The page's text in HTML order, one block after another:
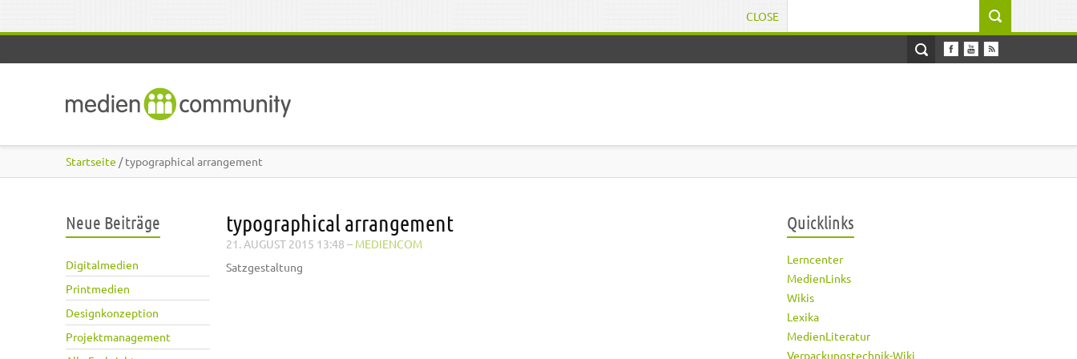
CLOSE
Startseite / typographical arrangement
Neue Beiträge
Digitalmedien
Printmedien
Designkonzeption
Projektmanagement
typographical arrangement
21. AUGUST 2015 13:48 – MEDIENCOM
Satzgestaltung
Quicklinks
Lerncenter
MedienLinks
Wikis
Lexika
MedienLiteratur
Verpackungstechnik-Wiki